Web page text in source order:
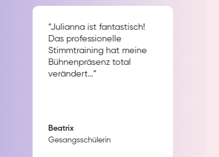
“Julianna ist fantastisch!
Das professionelle
Stimmtraining hat meine
Bühnenpräsenz total
verändert…”
Beatrix
Gesangsschülerin